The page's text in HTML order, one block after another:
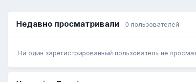
Недавно просматривали 0 пользователей
Ни один зарегистрированный пользователь не